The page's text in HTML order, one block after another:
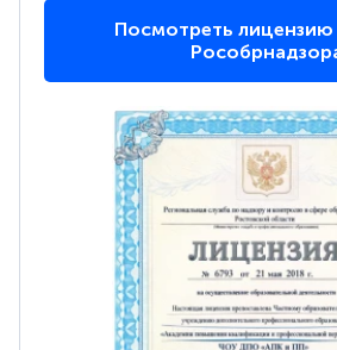
Посмотреть лицензию